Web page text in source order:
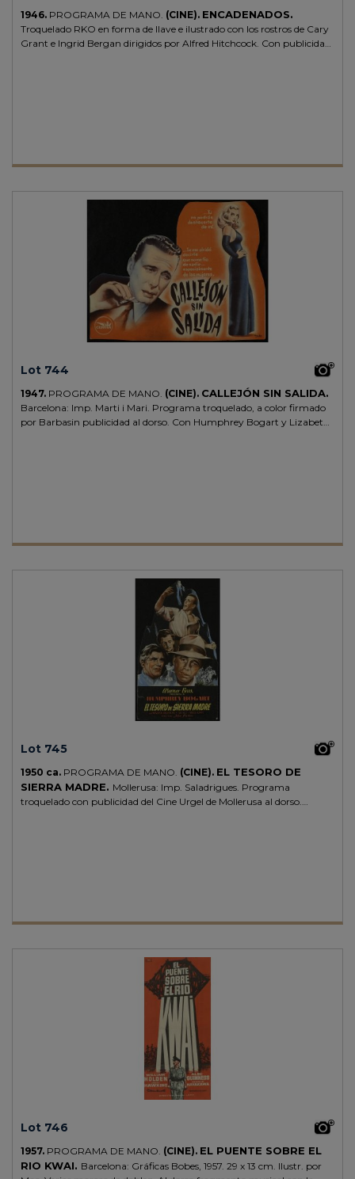
1946. PROGRAMA DE MANO. (CINE). ENCADENADOS.
Troquelado RKO en forma de llave e ilustrado con los rostros de Cary
Grant e Ingrid Bergan dirigidos por Alfred Hitchcock. Con publicidad
Lot 744
1947. PROGRAMA DE MANO. (CINE). CALLEJÓN SIN SALIDA.
Barcelona: Imp. Marti i Mari. Programa troquelado, a color firmado
por Barbasin publicidad al dorso. Con Humphrey Bogart y Lizabeth
Lot 745
1950 ca. PROGRAMA DE MANO. (CINE). EL TESORO DE
SIERRA MADRE. Mollerusa: Imp. Saladrigues. Programa
troquelado con publicidad del Cine Urgel de Mollerusa al dorso.
Lot 746
1957. PROGRAMA DE MANO. (CINE). EL PUENTE SOBRE EL
RIO KWAI. Barcelona: Gráficas Bobes, 1957. 29 x 13 cm. Ilustr. por